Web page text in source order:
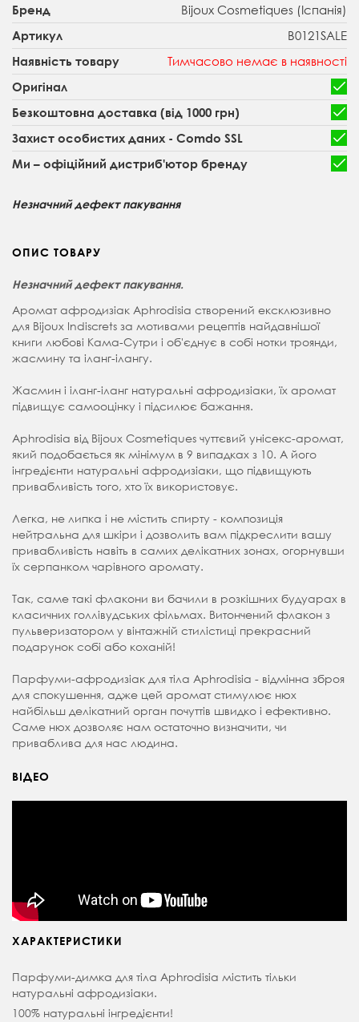
Бренд Bijoux Cosmetiques (Іспанія)
Артикул В0121SALE
Наявність товару Тимчасово немає в наявності
Оригінал
Безкоштовна доставка (від 1000 грн)
Захист особистих даних - Comdo SSL
Ми – офіційний дистриб'ютор бренду
Незначний дефект пакування
ОПИС ТОВАРУ
Незначний дефект пакування.
Аромат афродизіак Aphrodisia створений ексклюзивно
для Bijoux Indiscrets за мотивами рецептів найдавнішої
книги любові Кама-Сутри і об'єднує в собі нотки троянди,
жасмину та іланг-ілангу.
Жасмин і іланг-іланг натуральні афродизіаки, їх аромат
підвищує самооцінку і підсилює бажання.
Aphrodisia від Bijoux Cosmetiques чуттєвий унісекс-аромат,
який подобається як мінімум в 9 випадках з 10. А його
інгредієнти натуральні афродизіаки, що підвищують
привабливість того, хто їх використовує.
Легка, не липка і не містить спирту - композиція
нейтральна для шкіри і дозволить вам підкреслити вашу
привабливість навіть в самих делікатних зонах, огорнувши
їх серпанком чарівного аромату.
Так, саме такі флакони ви бачили в розкішних будуарах в
класичних голлівудських фільмах. Витончений флакон з
пульверизатором у вінтажній стилістиці прекрасний
подарунок собі або коханій!
Парфуми-афродизіак для тіла Aphrodisia - відмінна зброя
для спокушення, адже цей аромат стимулює нюх
найбільш делікатний орган почуттів швидко і ефективно.
Саме нюх дозволяє нам остаточно визначити, чи
приваблива для нас людина.
ВІДЕО
ХАРАКТЕРИСТИКИ
Парфуми-димка для тіла Aphrodisia містить тільки
натуральні афродизіаки.
100% натуральні інгредієнти!